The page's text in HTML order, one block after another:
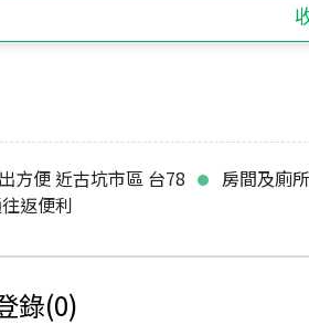
方便 近古坑市區 台78
返便利
房間及廁
錄(0)